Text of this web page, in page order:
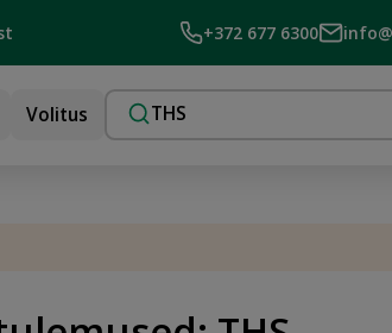
+372 677 6300
Volitus